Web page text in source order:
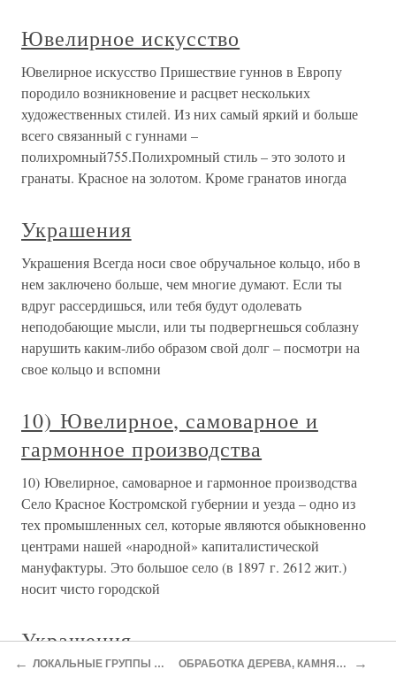
Ювелирное искусство
Ювелирное искусство Пришествие гуннов в Европу
породило возникновение и расцвет нескольких
художественных стилей. Из них самый яркий и больше
всего связанный с гуннами –
полихромный755.Полихромный стиль – это золото и
гранаты. Красное на золотом. Кроме гранатов иногда
Украшения
Украшения Всегда носи свое обручальное кольцо, ибо в
нем заключено больше, чем многие думают. Если ты
вдруг рассердишься, или тебя будут одолевать
неподобающие мысли, или ты подвергнешься соблазну
нарушить каким-либо образом свой долг – посмотри на
свое кольцо и вспомни
10) Ювелирное, самоварное и
гармонное производства
10) Ювелирное, самоварное и гармонное производства
Село Красное Костромской губернии и уезда – одно из
тех промышленных сел, которые являются обыкновенно
центрами нашей «народной» капиталистической
мануфактуры. Это большое село (в 1897 г. 2612 жит.)
носит чисто городской
Украшения
Украшения Не просто «для красоты» Зачем вообще люди,
← ЛОКАЛЬНЫЕ ГРУППЫ КОРЕЛЫ ОБРАБОТКА ДЕРЕВА, КАМНЯ И КОСТИ →